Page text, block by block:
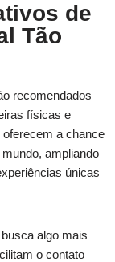
de
Tão
recomendados
físicas e
a chance
ampliando
únicas
algo mais
o contato